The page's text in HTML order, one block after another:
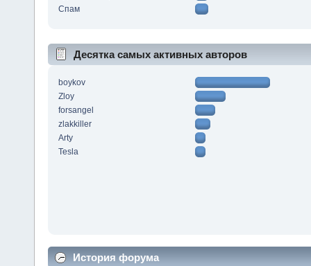
Спам
Десятка самых активных авторов
boykov
Zloy
forsangel
zlakkiller
Arty
Tesla
История форума